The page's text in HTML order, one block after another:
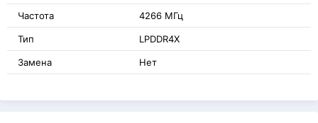
Частота 4266 МГц
Тип LPDDR4X
Замена Нет